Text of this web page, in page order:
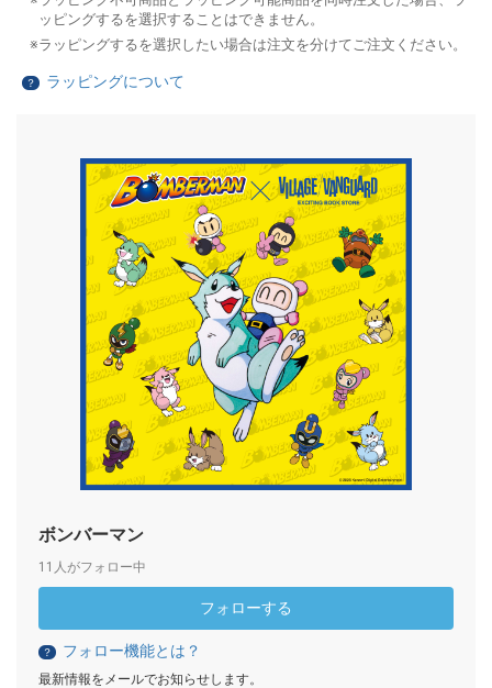
ッピングするを選択することはできません。
ラッピングするを選択したい場合は注文を分けてご注文ください。
？ ラッピングについて
ボンバーマン
11人がフォロー中
フォローする
？ フォロー機能とは？
最新情報をメールでお知らせします。